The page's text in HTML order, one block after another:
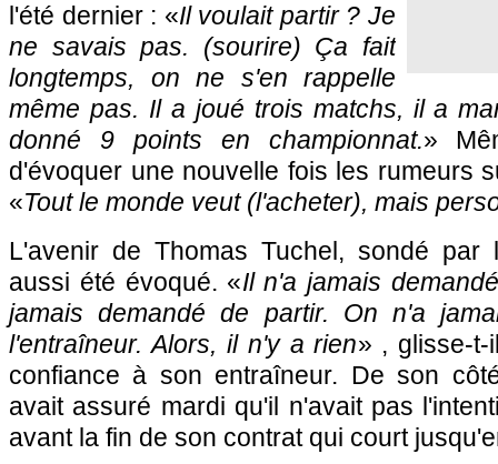
l'été dernier : «Il voulait partir ? Je
ne savais pas. (sourire) Ça fait
longtemps, on ne s'en rappelle
même pas. Il a joué trois matchs, il a
donné 9 points en championnat.»
d'évoquer une nouvelle fois les rumeurs
«Tout le monde veut (l'acheter), mais
L'avenir de Thomas Tuchel, sondé par
aussi été évoqué. «Il n'a jamais
jamais demandé de partir. On n'a
l'entraîneur. Alors, il n'y a rien» , glisse-t-
confiance à son entraîneur. De son
avait assuré mardi qu'il n'avait pas
avant la fin de son contrat qui court